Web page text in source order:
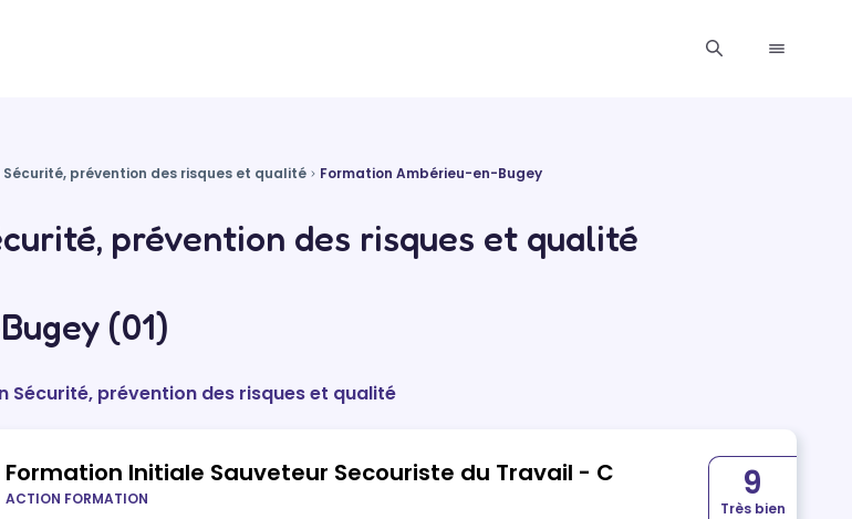
Sécurité, prévention des risques et qualité Formation Ambérieu-en-Bugey
prévention des risques et qualité
(01)
Sécurité, prévention des risques et qualité
Formation Initiale Sauveteur Secouriste du Travail - C
ACTION FORMATION 9
Très bien